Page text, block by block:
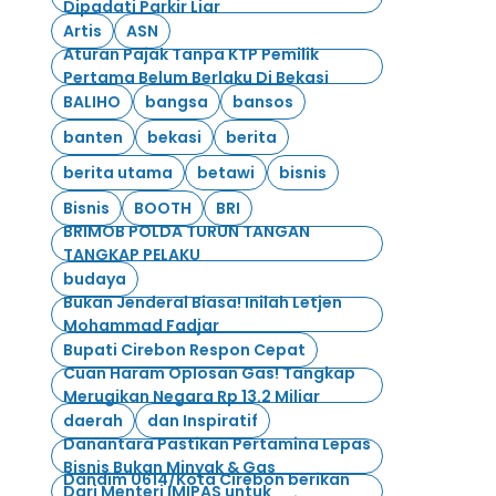
Dipadati Parkir Liar
Artis
ASN
Aturan Pajak Tanpa KTP Pemilik
Pertama Belum Berlaku Di Bekasi
BALIHO
bangsa
bansos
banten
bekasi
berita
berita utama
betawi
bisnis
Bisnis
BOOTH
BRI
BRIMOB POLDA TURUN TANGAN
TANGKAP PELAKU
budaya
Bukan Jenderal Biasa! Inilah Letjen
Mohammad Fadjar
Bupati Cirebon Respon Cepat
Cuan Haram Oplosan Gas! Tangkap
Merugikan Negara Rp 13.2 Miliar
daerah
dan Inspiratif
Danantara Pastikan Pertamina Lepas
Bisnis Bukan Minyak & Gas
Dandim 0614/Kota Cirebon berikan
Dari Menteri IMIPAS untuk